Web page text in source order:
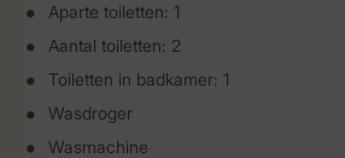
Aparte toiletten: 1
Aantal toiletten: 2
Toiletten in badkamer: 1
Wasdroger
Wasmachine